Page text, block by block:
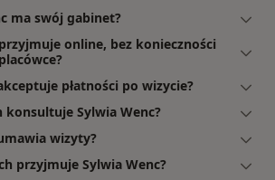
ma swój gabinet?
online, bez konieczności
płatności po wizycie?
konsultuje Sylwia Wenc?
wizyty?
przyjmuje Sylwia Wenc?